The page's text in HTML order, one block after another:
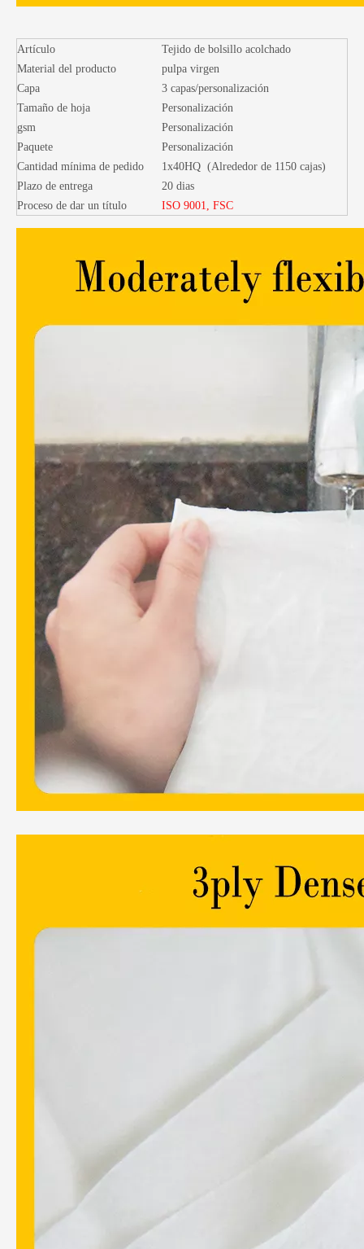
Artículo
Tejido de bolsillo acolchado
Material del producto
pulpa virgen
Capa
3 capas/personalización
Tamaño de hoja
Personalización
gsm
Personalización
Paquete
Personalización
Cantidad mínima de pedido
1x40HQ (Alrededor de 1150 cajas)
Plazo de entrega
20 dias
Proceso de dar un título
ISO 9001, FSC